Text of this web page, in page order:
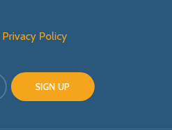
Privacy Policy